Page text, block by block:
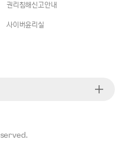
권리침해신고안내
사이버윤리실